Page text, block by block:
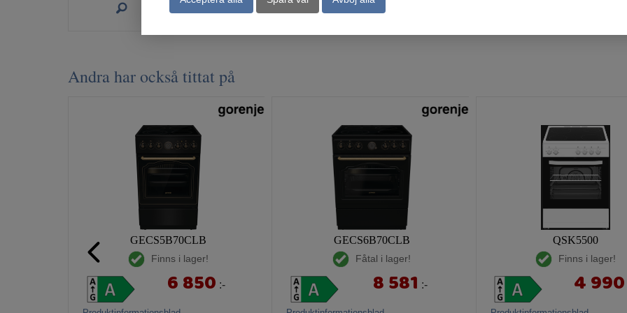
Andra har också tittat på
GECS5B70CLB
Finns i lager!
6 850 :-
GECS6B70CLB
Fåtal i lager!
8 581 :-
QSK5500
Finns i lager!
4 990